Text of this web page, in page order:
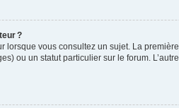
?
lorsque vous consultez un sujet. La
ou un statut particulier sur le forum.